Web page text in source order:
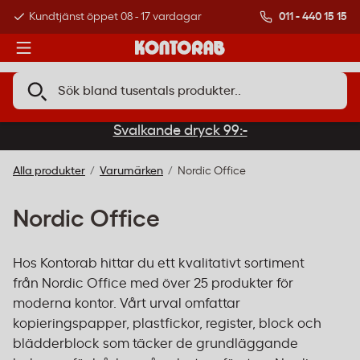
Kundtjänst öppet 08 - 17 vardagar Över 500 000
011 - 440 15 15
Svalkande dryck 99:-
Alla produkter Varumärken Nordic Office
Nordic Office
Hos Kontorab hittar du ett kvalitativt sortiment
från Nordic Office med över 25 produkter för
moderna kontor. Vårt urval omfattar
kopieringspapper, plastfickor, register, block och
blädderblock som täcker de grundläggande